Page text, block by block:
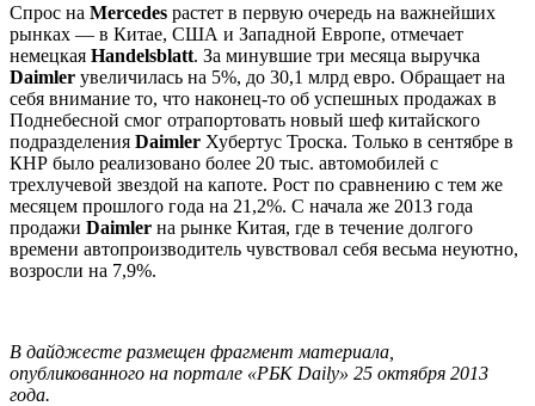
Спрос на Mercedes растет в первую очередь на важнейших
рынках ― в Китае, США и Западной Европе, отмечает
немецкая Handelsblatt. За минувшие три месяца выручка
Daimler увеличилась на 5%, до 30,1 млрд евро. Обращает на
себя внимание то, что наконец-то об успешных продажах в
Поднебесной смог отрапортовать новый шеф китайского
подразделения Daimler Хубертус Троска. Только в сентябре в
КНР было реализовано более 20 тыс. автомобилей с
трехлучевой звездой на капоте. Рост по сравнению с тем же
месяцем прошлого года на 21,2%. С начала же 2013 года
продажи Daimler на рынке Китая, где в течение долгого
времени автопроизводитель чувствовал себя весьма неуютно,
возросли на 7,9%.
В дайджесте размещен фрагмент материала,
опубликованного на портале «РБК Daily» 25 октября 2013
года.